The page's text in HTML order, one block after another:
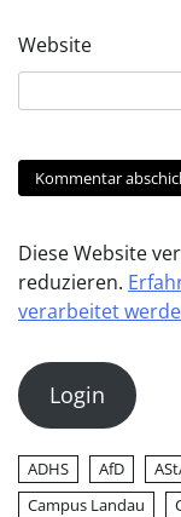
Website
Diese Website
reduzieren.
verarbeitet
Login
ADHS AfD
Campus Landau